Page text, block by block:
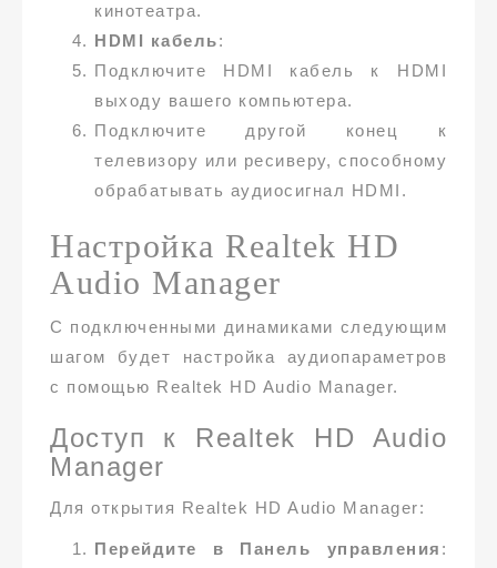
кинотеатра.
HDMI кабель:
Подключите HDMI кабель к HDMI
выходу вашего компьютера.
Подключите другой конец к
телевизору или ресиверу, способному
обрабатывать аудиосигнал HDMI.
Настройка Realtek HD
Audio Manager
С подключенными динамиками следующим
шагом будет настройка аудиопараметров
с помощью Realtek HD Audio Manager.
Доступ к Realtek HD Audio
Manager
Для открытия Realtek HD Audio Manager:
Перейдите в Панель управления :